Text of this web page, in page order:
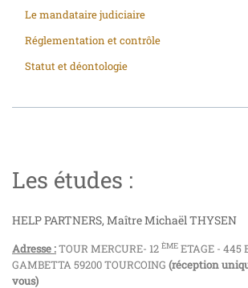
Le mandataire judiciaire
Réglementation et contrôle
Statut et déontologie
Les études :
HELP PARTNERS, Maître Michaël THYSEN
Adresse :TOUR MERCURE- 12 ÈME ETAGE - 445
GAMBETTA 59200 TOURCOING (réception
vous)